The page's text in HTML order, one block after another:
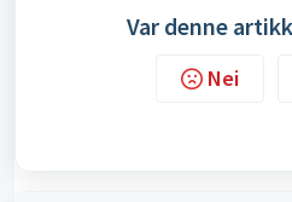
Var denne
Nei